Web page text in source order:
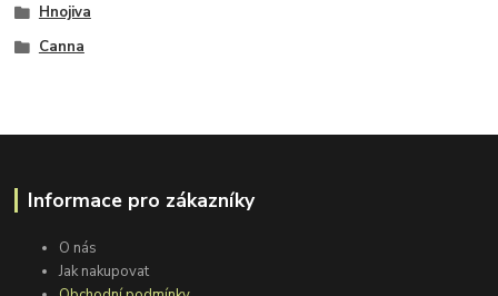
Hnojiva
Canna
Informace pro zákazníky
O nás
Jak nakupovat